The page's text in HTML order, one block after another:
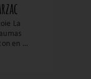
La
en a
cuvée